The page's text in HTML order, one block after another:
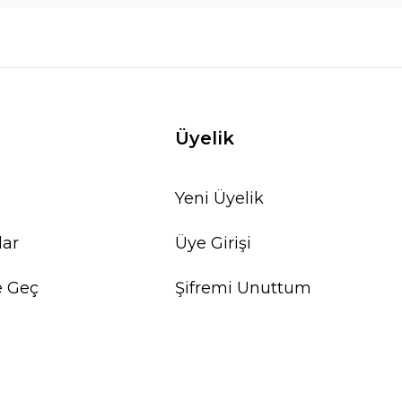
Geç
Üyelik
Yeni Üyelik
Üye Girişi
Şifremi Unuttum